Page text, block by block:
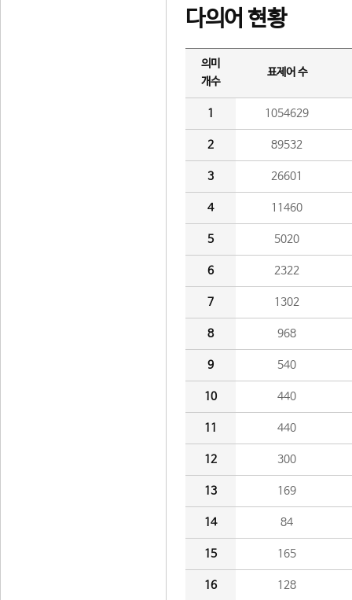
다의어 현황
의미
개수
표제어 수
1 1054629
2 89532
3 26601
4 11460
5 5020
6 2322
7 1302
8 968
9 540
10 440
11 440
12 300
13 169
14 84
15 165
16 128